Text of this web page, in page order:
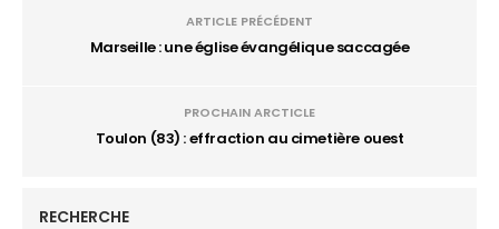
ARTICLE PRÉCÉDENT
Marseille : une église évangélique saccagée
PROCHAIN ARCTICLE
Toulon (83) : effraction au cimetière ouest
RECHERCHE